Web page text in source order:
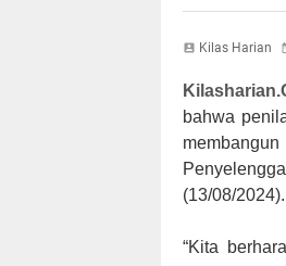
Kilas Harian
bahwa
(13/08/2024).
“Kita